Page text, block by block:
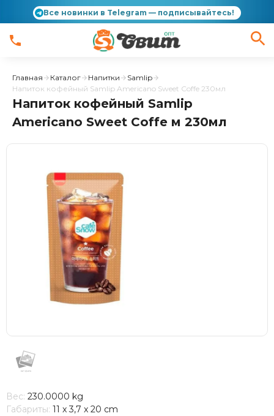
Все новинки в Telegram — подписывайтесь!
Главная Каталог Напитки
Samlip
Напиток кофейный Samlip Americano Sweet Coffe 230мл
Напиток кофейный Samlip
Americano Sweet Coffe м 230мл
Вес: 230.0000 kg
Габариты: 11 x 3,7 x 20 cm